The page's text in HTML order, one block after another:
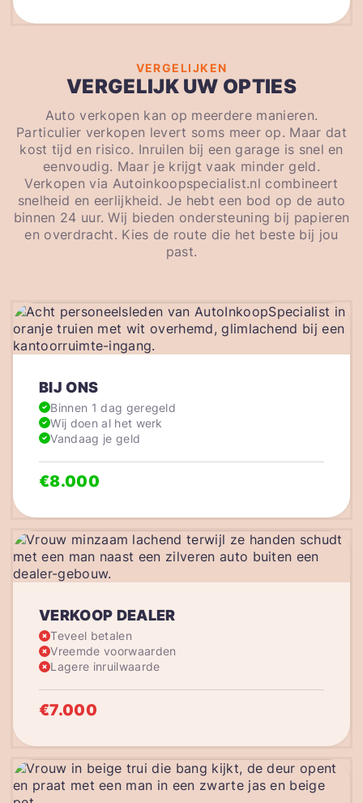
VERGELIJKEN
VERGELIJK UW OPTIES
Auto verkopen kan op meerdere manieren.
Particulier verkopen levert soms meer op. Maar dat
kost tijd en risico. Inruilen bij een garage is snel en
eenvoudig. Maar je krijgt vaak minder geld.
Verkopen via Autoinkoopspecialist.nl combineert
snelheid en eerlijkheid. Je hebt een bod op de auto
binnen 24 uur. Wij bieden ondersteuning bij papieren
en overdracht. Kies de route die het beste bij jou
past.
VERKOOP DEALER
Teveel betalen
Vreemde voorwaarden
Lagere inruilwaarde
€7.000
BIJ ONS
Binnen 1 dag geregeld
Wij doen al het werk
Vandaag je geld
€8.000